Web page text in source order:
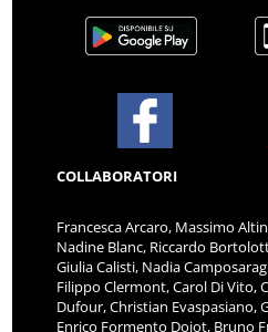
COLLABORATORI
Francesca Arcaro, Massimo
Nadine Blanc, Riccardo
Giulia Calisti, Nadia
Filippo Clermont, Carol Di Vito,
Dufour, Christian Evaspasiano,
Enrico Formento Dojot, Bruno